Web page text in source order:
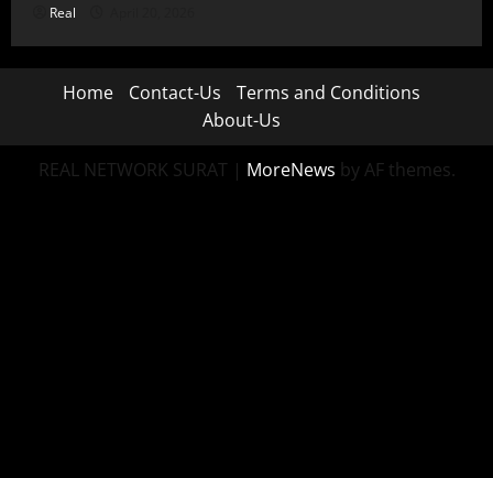
Real
Home Contact-Us
Terms and Conditions
About-Us
REAL NETWORK SURAT | MoreNews by AF themes.